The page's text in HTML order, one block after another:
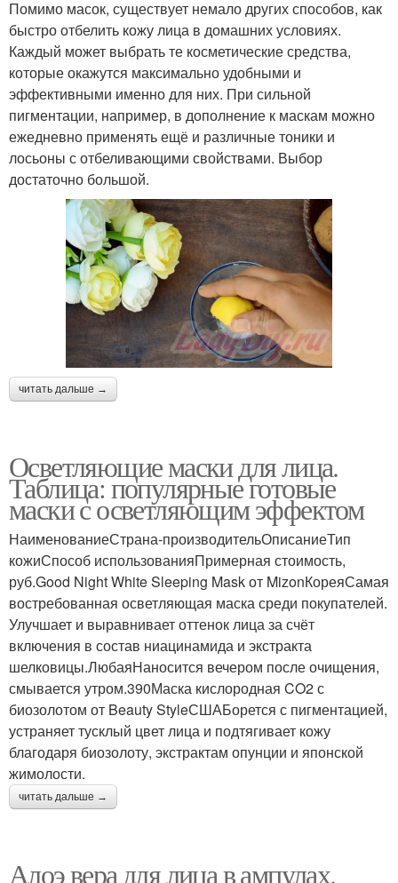
Помимо масок, существует немало других способов, как
быстро отбелить кожу лица в домашних условиях.
Каждый может выбрать те косметические средства,
которые окажутся максимально удобными и
эффективными именно для них. При сильной
пигментации, например, в дополнение к маскам можно
ежедневно применять ещё и различные тоники и
лосьоны с отбеливающими свойствами. Выбор
достаточно большой.
читать дальше →
Осветляющие маски для лица.
Таблица: популярные готовые
маски с осветляющим эффектом
НаименованиеСтрана-производительОписаниеТип
кожиСпособ использованияПримерная стоимость,
руб.Good Night White Sleeping Mask от MizonКореяСамая
востребованная осветляющая маска среди покупателей.
Улучшает и выравнивает оттенок лица за счёт
включения в состав ниацинамида и экстракта
шелковицы.ЛюбаяНаносится вечером после очищения,
смывается утром.390Маска кислородная CO2 с
биозолотом от Beauty StyleСШАБорется с пигментацией,
устраняет тусклый цвет лица и подтягивает кожу
благодаря биозолоту, экстрактам опунции и японской
жимолости.
читать дальше →
Алоэ вера для лица в ампулах.